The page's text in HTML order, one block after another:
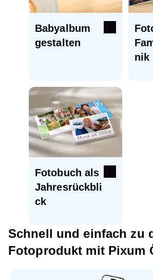
Babyalbum
gestalten
nik
Fotobuch als
Jahresrückbli
ck
Schnell und einfach zu
Fotoprodukt mit Pixum